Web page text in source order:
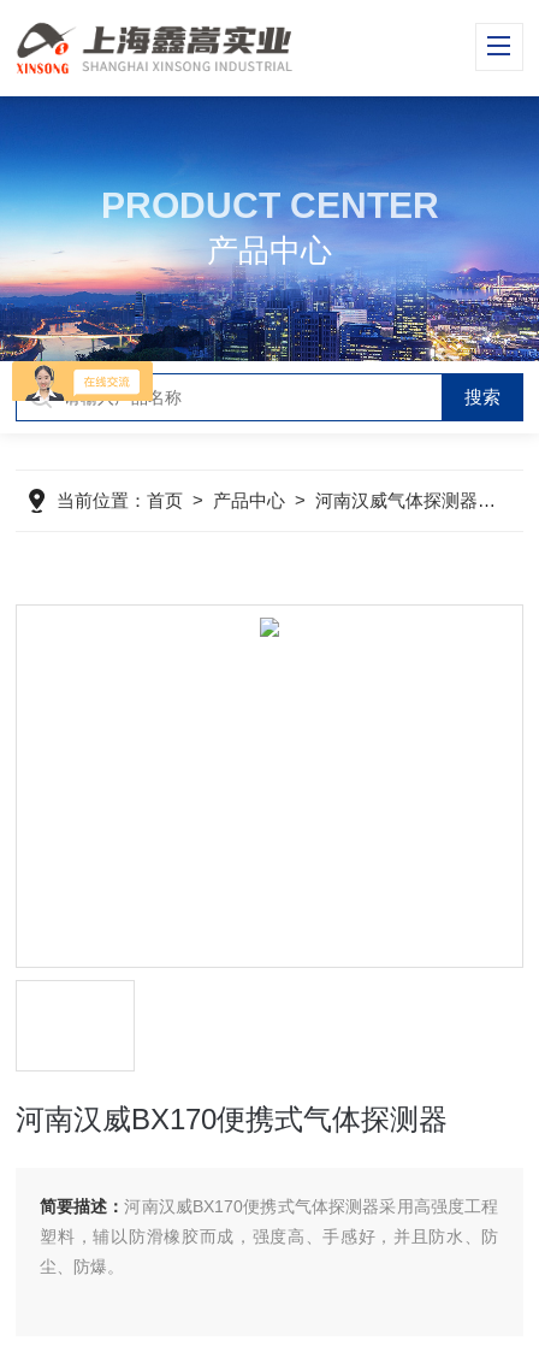
PRODUCT CENTER
产品中心
当前位置：首页 > 产品中心 >河南汉威气体探测器>
河南汉威BX170便携式气体探测器
简要描述：河南汉威BX170便携式气体探测器采用高强度工程
塑料，辅以防滑橡胶而成，强度高、手感好，并且防水、防
尘、防爆。